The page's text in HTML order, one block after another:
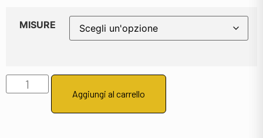
MISURE
Aggiungi al carrello